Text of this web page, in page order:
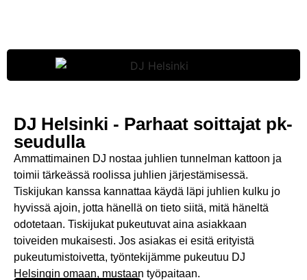
DJ Helsinki - Parhaat soittajat pk-
seudulla
Ammattimainen DJ nostaa juhlien tunnelman kattoon ja
toimii tärkeässä roolissa juhlien järjestämisessä.
Tiskijukan kanssa kannattaa käydä läpi juhlien kulku jo
hyvissä ajoin, jotta hänellä on tieto siitä, mitä häneltä
odotetaan. Tiskijukat pukeutuvat aina asiakkaan
toiveiden mukaisesti. Jos asiakas ei esitä erityistä
pukeutumistoivetta, työntekijämme pukeutuu DJ
Helsingin omaan, mustaan työpaitaan.